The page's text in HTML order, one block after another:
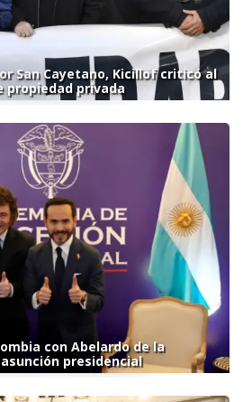
San Cayetano, Kicillof criticó al
propiedad privada
con Abelardo de la
presidencial